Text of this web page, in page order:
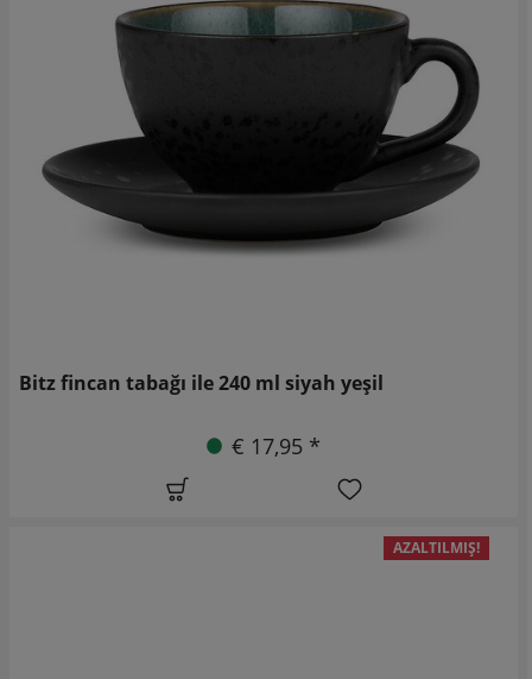
Bitz fincan tabağı ile 240 ml siyah yeşil
€ 17,95 *
AZALTILMIŞ!